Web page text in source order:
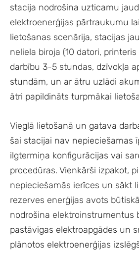
stacija nodrošina uzticamu
elektroenerģijas pārtraukumu
lietošanas scenārija, stacijas
neliela biroja (10 datori,
darbību 3-5 stundas, dzīvokļa
stundām, un ar ātru uzlādi
ātri papildināts turpmākai
Vieglā lietošanā un gatava
šai stacijai nav nepieciešamas
ilgtermiņa konfigurācijas vai
procedūras. Vienkārši izpakot,
nepieciešamās ierīces un sākt
rezerves enerģijas avots
nodrošina elektroinstrumentus
pastāvīgas elektroapgādes un
plānotos elektroenerģijas